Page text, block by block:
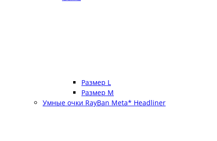
Размер L
Размер М
Умные очки RayBan Meta* Headliner